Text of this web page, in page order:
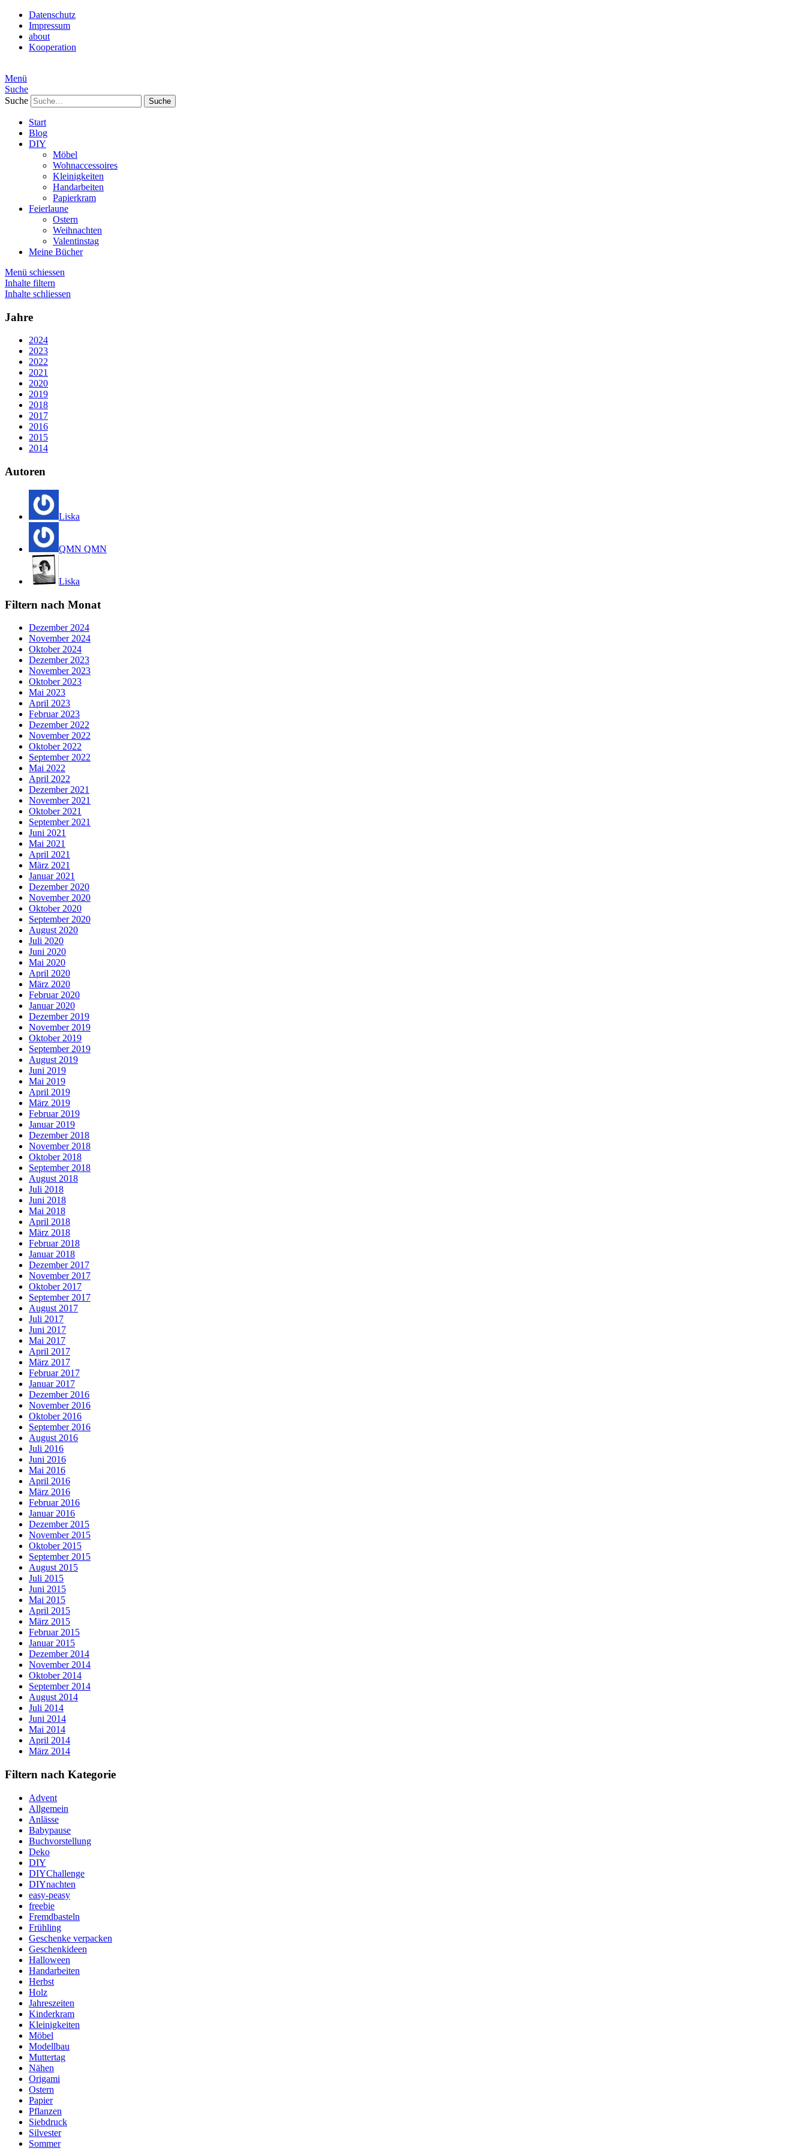
Datenschutz
Impressum
about
Kooperation
Menü
Suche
Suche
Start
Blog
DIY
Möbel
Wohnaccessoires
Kleinigkeiten
Handarbeiten
Papierkram
Feierlaune
Ostern
Weihnachten
Valentinstag
Meine Bücher
Menü schiessen
Inhalte filtern
Inhalte schliessen
Jahre
2024
2023
2022
2021
2020
2019
2018
2017
2016
2015
2014
Autoren
Liska
QMN QMN
Liska
Filtern nach Monat
Dezember 2024
November 2024
Oktober 2024
Dezember 2023
November 2023
Oktober 2023
Mai 2023
April 2023
Februar 2023
Dezember 2022
November 2022
Oktober 2022
September 2022
Mai 2022
April 2022
Dezember 2021
November 2021
Oktober 2021
September 2021
Juni 2021
Mai 2021
April 2021
März 2021
Januar 2021
Dezember 2020
November 2020
Oktober 2020
September 2020
August 2020
Juli 2020
Juni 2020
Mai 2020
April 2020
März 2020
Februar 2020
Januar 2020
Dezember 2019
November 2019
Oktober 2019
September 2019
August 2019
Juni 2019
Mai 2019
April 2019
März 2019
Februar 2019
Januar 2019
Dezember 2018
November 2018
Oktober 2018
September 2018
August 2018
Juli 2018
Juni 2018
Mai 2018
April 2018
März 2018
Februar 2018
Januar 2018
Dezember 2017
November 2017
Oktober 2017
September 2017
August 2017
Juli 2017
Juni 2017
Mai 2017
April 2017
März 2017
Februar 2017
Januar 2017
Dezember 2016
November 2016
Oktober 2016
September 2016
August 2016
Juli 2016
Juni 2016
Mai 2016
April 2016
März 2016
Februar 2016
Januar 2016
Dezember 2015
November 2015
Oktober 2015
September 2015
August 2015
Juli 2015
Juni 2015
Mai 2015
April 2015
März 2015
Februar 2015
Januar 2015
Dezember 2014
November 2014
Oktober 2014
September 2014
August 2014
Juli 2014
Juni 2014
Mai 2014
April 2014
März 2014
Filtern nach Kategorie
Advent
Allgemein
Anlässe
Babypause
Buchvorstellung
Deko
DIY
DIYChallenge
DIYnachten
easy-peasy
freebie
Fremdbasteln
Frühling
Geschenke verpacken
Geschenkideen
Halloween
Handarbeiten
Herbst
Holz
Jahreszeiten
Kinderkram
Kleinigkeiten
Möbel
Modellbau
Muttertag
Nähen
Origami
Ostern
Papier
Pflanzen
Siebdruck
Silvester
Sommer